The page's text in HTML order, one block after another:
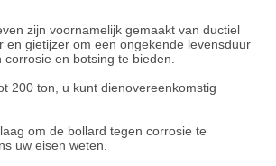
zijn voornamelijk gemaakt van ductiel
en gietijzer om een ongekende levensduur
corrosie en botsing te bieden.
200 ton, u kunt dienovereenkomstig
om de bollard tegen corrosie te
uw eisen weten.